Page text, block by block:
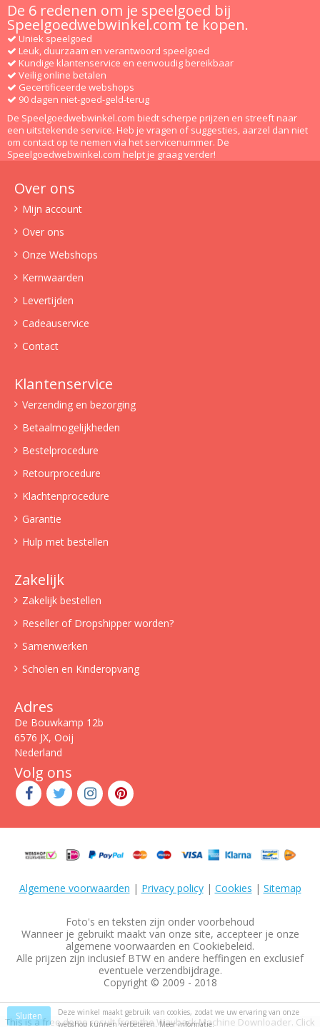
De 6 redenen om je speelgoed bij
Speelgoedwebwinkel.com te kopen.
Uniek speelgoed
Leuk, duurzaam en verantwoord speelgoed
Kundige klantenservice en eenvoudig bereikbaar
Veilig online betalen
Gecertificeerde webshops
90 dagen niet-goed-geld-terug
De Speelgoedwebwinkel.com biedt scherpe prijzen en streeft naar
een uitstekende service. Heb je vragen of suggesties, aarzel dan niet
om contact op te nemen via het servicenummer. De
Speelgoedwebwinkel.com helpt je graag verder!
Over ons
Mijn account
Over ons
Onze Webshops
Kernwaarden
Levertijden
Cadeauservice
Contact
Klantenservice
Verzending en bezorging
Betaalmogelijkheden
Bestelprocedure
Retourprocedure
Klachtenprocedure
Garantie
Hulp met bestellen
Zakelijk
Zakelijk bestellen
Reseller of Dropshipper worden?
Samenwerken
Scholen en Kinderopvang
Adres
De Bouwkamp 12b
6576 JX, Ooij
Nederland
Volg ons
Algemene voorwaarden | Privacy policy| Cookies | Sitemap
Foto's en teksten zijn onder voorbehoud
Wanneer je gebruikt maakt van onze site, accepteer je onze
algemene voorwaarden en Cookiebeleid.
Alle prijzen zijn inclusief BTW en andere heffingen en exclusief
eventuele verzendbijdrage.
Copyright © 2009 - 2018
Sluiten
Deze winkel maakt gebruik van cookies, zodat we uw ervaring van onze
webshop kunnen verbeteren.Meer informatie.
This is a free demo result from the Wayback Machine Downloader. Click